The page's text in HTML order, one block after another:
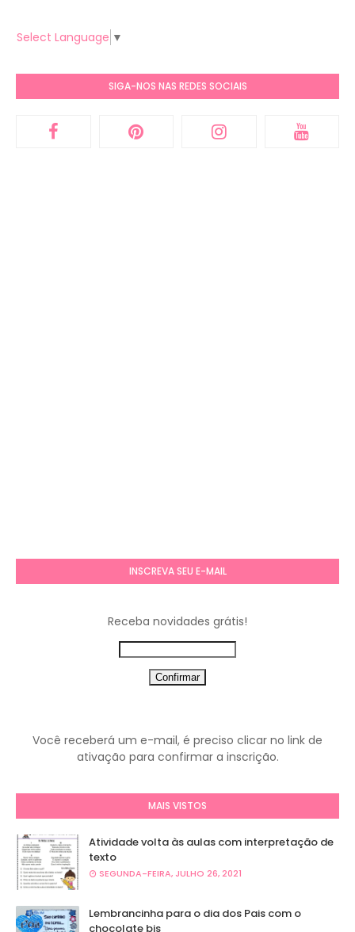
Select Language ▼
SIGA-NOS NAS REDES SOCIAIS
INSCREVA SEU E-MAIL
Receba novidades grátis!
Você receberá um e-mail, é preciso clicar no link de
ativação para confirmar a inscrição.
MAIS VISTOS
Atividade volta às aulas com interpretação de
texto
SEGUNDA-FEIRA, JULHO 26, 2021
Lembrancinha para o dia dos Pais com o
chocolate bis